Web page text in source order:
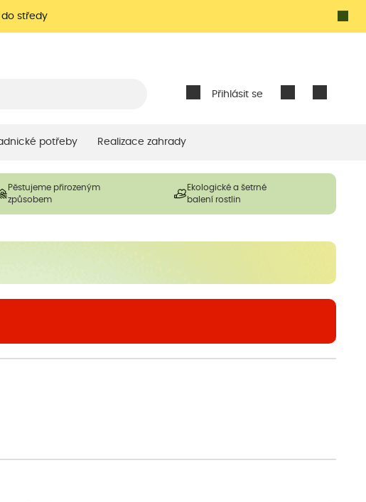
středy
Přihlásit se
potřeby Realizace zahrady
Pěstujeme přirozeným
způsobem
Ekologické a šetrné
balení rostlin